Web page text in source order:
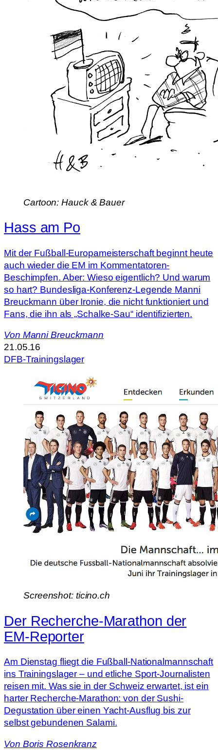
Cartoon: Hauck & Bauer
Hass am Po
Mit der Fußball-Europameisterschaft beginnt heute
auch wieder die EM im Kommentatoren-
Beschimpfen. Aber: Wieso eigentlich? Und warum
so hart? Bundesliga-Konferenz-Legende Manni
Breuckmann über Ironie, die nicht funktioniert und
Fans, die ihn als „Schalke-Sau“ identifizierten.
Von Manni Breuckmann
21.05.16
DFB-Trainingslager
Screenshot: ticino.ch
Der Recherche-Marathon der
EM-Reporter
Am Dienstag fliegt die Fußball-Nationalmannschaft
ins Trainingslager – und etliche Sport-Journalisten
reisen mit. Was sie in der Schweiz erwartet, ist ein
harter Recherche-Marathon: von der Sushi-
Degustation über einen Yacht-Ausflug bis zur
selbst gebundenen Salami.
Von Boris Rosenkranz